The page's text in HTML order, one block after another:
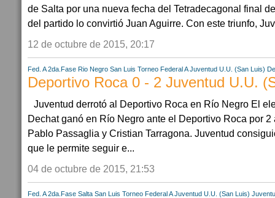
de Salta por una nueva fecha del Tetradecagonal final
del partido lo convirtió Juan Aguirre. Con este triunfo,
12 de octubre de 2015, 20:17
Fed. A 2da.Fase Rio Negro San Luis Torneo Federal A Juventud U.U. (San Luis)
Deportivo Roca 0 - 2 Juventud U.U.
Juventud derrotó al Deportivo Roca en Río Negro El
Dechat ganó en Río Negro ante el Deportivo Roca por
Pablo Passaglia y Cristian Tarragona. Juventud
que le permite seguir e...
04 de octubre de 2015, 21:53
Fed. A 2da.Fase Salta San Luis Torneo Federal A Juventud U.U. (San Luis)